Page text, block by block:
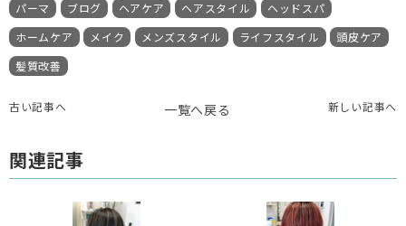
パーマ
ブログ ヘアケア ヘアスタイル
ヘッドスパ
ホームケア
メイク メンズスタイル ライフスタイル
頭皮ケア
髪質改善
古い記事へ 一覧へ戻る 新しい記事へ
関連記事